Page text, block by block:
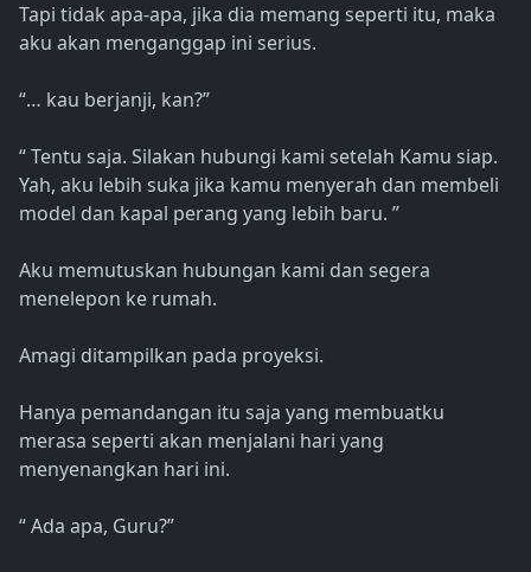
Tapi tidak apa-apa, jika dia memang seperti itu, maka
aku akan menganggap ini serius.
“… kau berjanji, kan?”
“ Tentu saja. Silakan hubungi kami setelah Kamu siap.
Yah, aku lebih suka jika kamu menyerah dan membeli
model dan kapal perang yang lebih baru. ”
Aku memutuskan hubungan kami dan segera
menelepon ke rumah.
Amagi ditampilkan pada proyeksi.
Hanya pemandangan itu saja yang membuatku
merasa seperti akan menjalani hari yang
menyenangkan hari ini.
“ Ada apa, Guru?”